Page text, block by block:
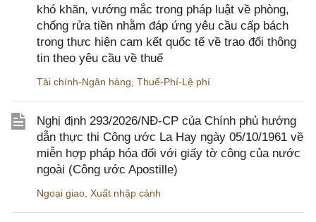
khó khăn, vướng mắc trong pháp luật về phòng,
chống rửa tiền nhằm đáp ứng yêu cầu cấp bách
trong thực hiện cam kết quốc tế về trao đổi thông
tin theo yêu cầu về thuế
Tài chính-Ngân hàng Thuế-Phí-Lệ phí
Nghị định 293/2026/NĐ-CP của Chính phủ hướng
dẫn thực thi Công ước La Hay ngày 05/10/1961 về
miễn hợp pháp hóa đối với giấy tờ công của nước
ngoài (Công ước Apostille)
Ngoại giao Xuất nhập cảnh